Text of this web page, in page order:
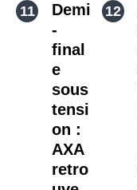
Demi
-
final
e
sous
tensi
on :
AXA
retro